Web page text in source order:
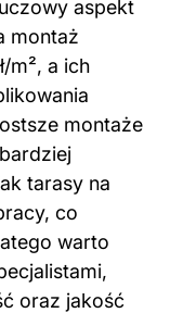
aspekt
montaż
m², a ich
montaże
tarasy na
co
warto
oraz jakość